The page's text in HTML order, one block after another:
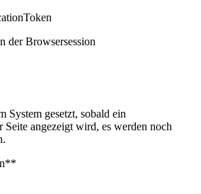
der Browsersession
System gesetzt, sobald ein
angezeigt wird, es werden noch